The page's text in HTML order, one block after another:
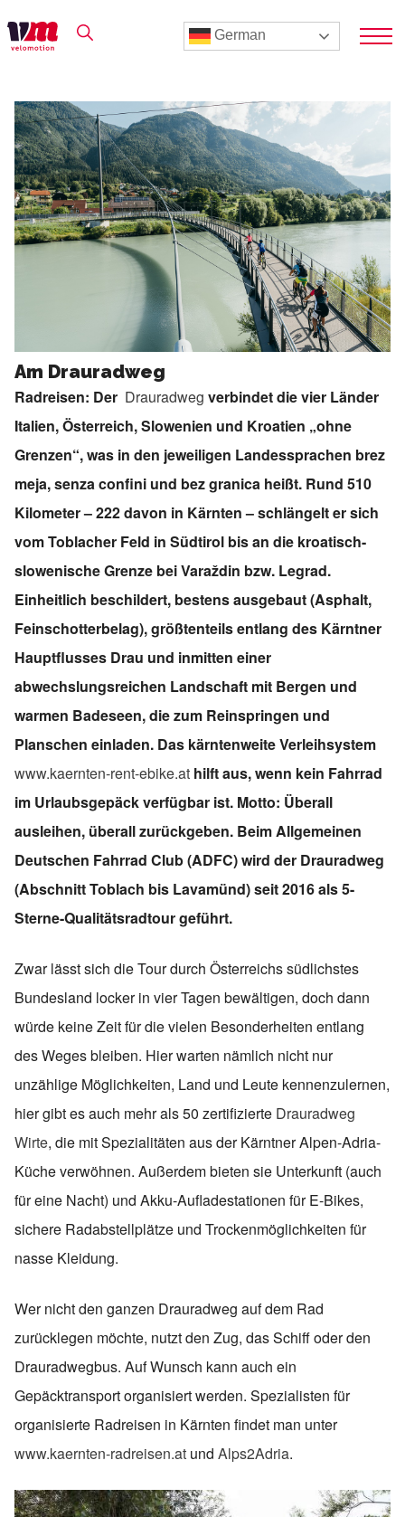
German
Am Drauradweg
Radreisen: Der Drauradweg verbindet die vier Länder
Italien, Österreich, Slowenien und Kroatien „ohne
Grenzen“, was in den jeweiligen Landessprachen brez
meja, senza confini und bez granica heißt. Rund 510
Kilometer – 222 davon in Kärnten – schlängelt er sich
vom Toblacher Feld in Südtirol bis an die kroatisch-
slowenische Grenze bei Varaždin bzw. Legrad.
Einheitlich beschildert, bestens ausgebaut (Asphalt,
Feinschotterbelag), größtenteils entlang des Kärntner
Hauptflusses Drau und inmitten einer
abwechslungsreichen Landschaft mit Bergen und
warmen Badeseen, die zum Reinspringen und
Planschen einladen. Das kärntenweite Verleihsystem
www.kaernten-rent-ebike.at hilft aus, wenn kein Fahrrad
im Urlaubsgepäck verfügbar ist. Motto: Überall
ausleihen, überall zurückgeben. Beim Allgemeinen
Deutschen Fahrrad Club (ADFC) wird der Drauradweg
(Abschnitt Toblach bis Lavamünd) seit 2016 als 5-
Sterne-Qualitätsradtour geführt.
Zwar lässt sich die Tour durch Österreichs südlichstes
Bundesland locker in vier Tagen bewältigen, doch dann
würde keine Zeit für die vielen Besonderheiten entlang
des Weges bleiben. Hier warten nämlich nicht nur
unzählige Möglichkeiten, Land und Leute kennenzulernen,
hier gibt es auch mehr als 50 zertifizierte Drauradweg
Wirte, die mit Spezialitäten aus der Kärntner Alpen-Adria-
Küche verwöhnen. Außerdem bieten sie Unterkunft (auch
für eine Nacht) und Akku-Aufladestationen für E-Bikes,
sichere Radabstellplätze und Trockenmöglichkeiten für
nasse Kleidung.
Wer nicht den ganzen Drauradweg auf dem Rad
zurücklegen möchte, nutzt den Zug, das Schiff oder den
Drauradwegbus. Auf Wunsch kann auch ein
Gepäcktransport organisiert werden. Spezialisten für
organisierte Radreisen in Kärnten findet man unter
www.kaernten-radreisen.at und Alps2Adria.